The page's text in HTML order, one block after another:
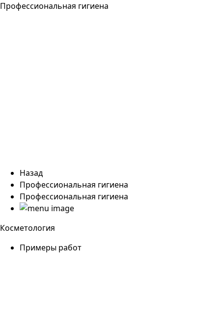
Профессиональная гигиена
Назад
Профессиональная гигиена
Профессиональная гигиена
Косметология
Примеры работ